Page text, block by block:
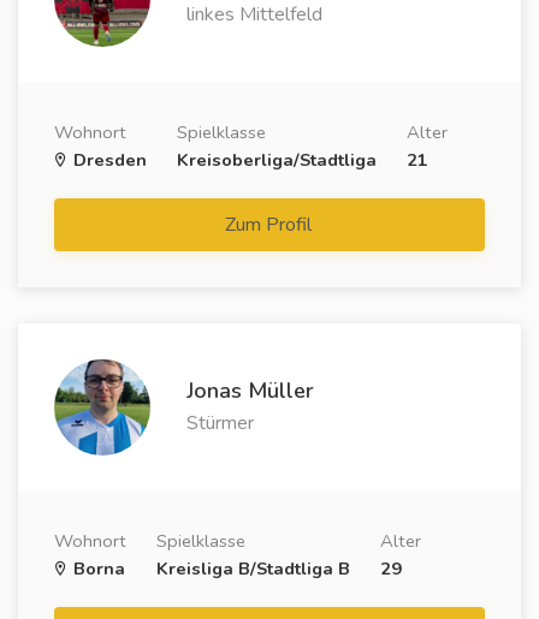
linkes Mittelfeld
Wohnort
Dresden
Spielklasse
Kreisoberliga/Stadtliga
Alter
21
Zum Profil
Jonas Müller
Stürmer
Wohnort
Borna
Spielklasse
Kreisliga B/Stadtliga B
Alter
29